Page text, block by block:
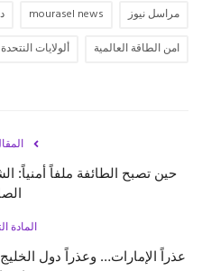
مراسل نيوز mourasel news
امن الطاقة العالمية
ألولايات النتحدة
حين تصبح الطائفة ملفاً أمنياً:
المادة
عذراً الإمارات… وعذراً دول